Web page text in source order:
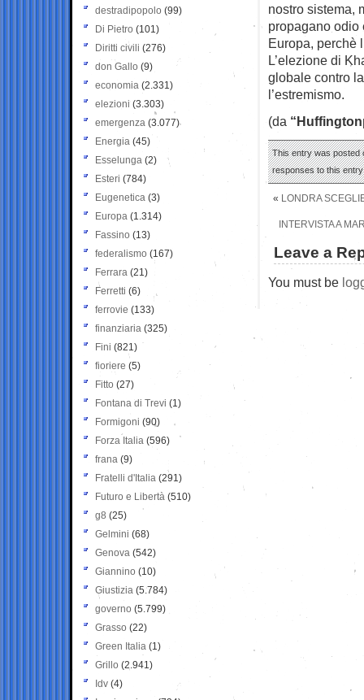
nostro sistema,
propagano odio
Europa, perchè
L’elezione di
globale contro
l’estremismo.
(da
This entry was posted
responses to this
« LONDRA
INTERVISTA A
Leave a
You must be
destradipopolo (99)
Di Pietro (101)
Diritti civili (276)
don Gallo (9)
economia (2.331)
elezioni (3.303)
emergenza (3.077)
Energia (45)
Esselunga (2)
Esteri (784)
Eugenetica (3)
Europa (1.314)
Fassino (13)
federalismo (167)
Ferrara (21)
Ferretti (6)
ferrovie (133)
finanziaria (325)
Fini (821)
fioriere (5)
Fitto (27)
Fontana di Trevi (1)
Formigoni (90)
Forza Italia (596)
frana (9)
Fratelli d'Italia (291)
Futuro e Libertà (510)
g8 (25)
Gelmini (68)
Genova (542)
Giannino (10)
Giustizia (5.784)
governo (5.799)
Grasso (22)
Green Italia (1)
Grillo (2.941)
Idv (4)